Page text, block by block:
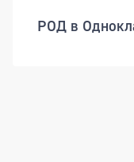
РОД в